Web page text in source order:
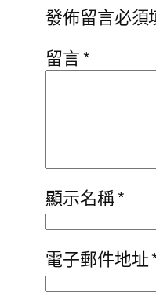
發佈留言必須
留言*
顯示名稱*
電子郵件地址